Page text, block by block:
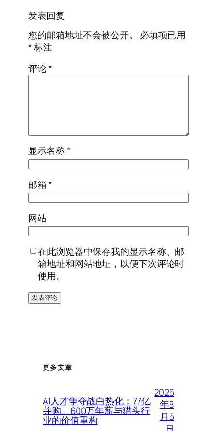
发表回复
您的邮箱地址不会被公开。
必填项已用
*标注
评论*
显示名称*
邮箱*
网站
在此浏览器中保存我的显示名称、邮
箱地址和网站地址，以便下次评论时
使用。
更多文章
AI人才争夺战白热化：77亿
并购、600万年薪与猎头行
业的价值重构
2026
年8
月6